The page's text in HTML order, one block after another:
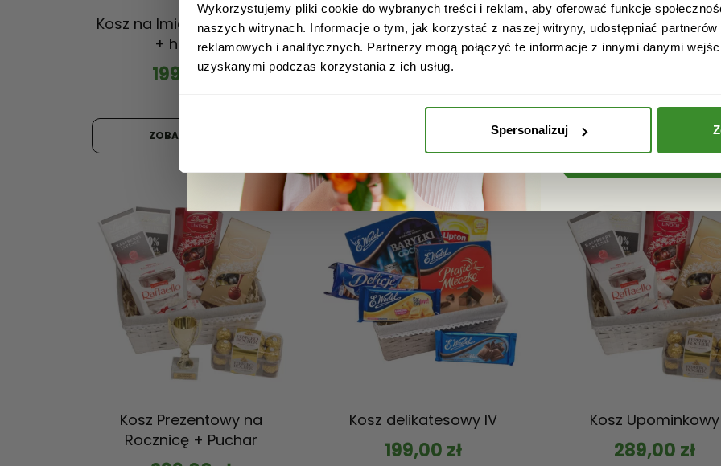
Wykorzystujemy pliki cookie do wybranych treści i reklam, aby oferować funkcje
naszych witrynach. Informacje o tym, jak korzystać z naszej witryny, udostępniać partnerów
reklamowych i analitycznych. Partnerzy mogą połączyć te informacje z innymi danymi
uzyskanymi podczas korzystania z ich usług.
Spersonalizuj
Kosz na Imieniny-Urodziny
+ herbata
199,00zł
ZOBACZ WIĘCEJ
Kosz Milka 3
339,00zł
Kosz delikatesowy
249,00zł
Kosz Prezentowy na
Rocznicę + Puchar
Kosz delikatesowy IV
199,00 zł
Kosz Upominkowy
289,00 zł
ZAPISZ SIĘ